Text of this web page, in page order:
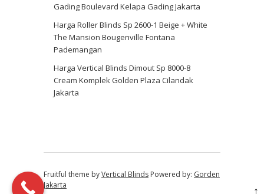
Gading Boulevard Kelapa Gading Jakarta
Harga Roller Blinds Sp 2600-1 Beige + White
The Mansion Bougenville Fontana
Pademangan
Harga Vertical Blinds Dimout Sp 8000-8
Cream Komplek Golden Plaza Cilandak
Jakarta
Fruitful theme byVertical BlindsPowered by: Gorden
Jakarta
↑